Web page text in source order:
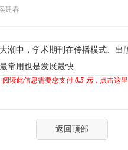
建春
中，学术期刊在传播模式、出
常用也是发展最快
阅读此信息需要您支付 0.5 元，点击这
返回顶部